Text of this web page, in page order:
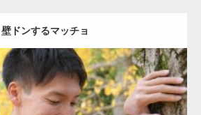
壁ドンするマッチョ
Update: 2021.07.8